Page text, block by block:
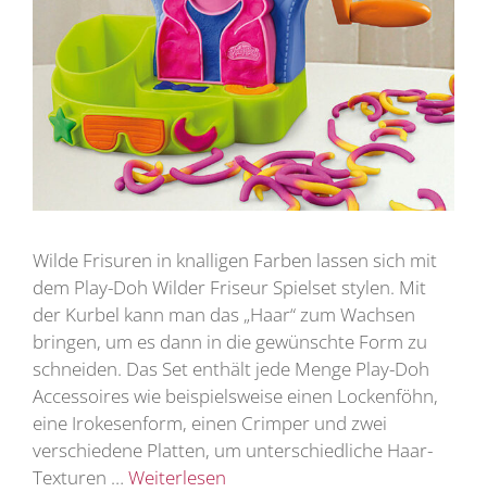
Wilde Frisuren in knalligen Farben lassen sich mit
dem Play-Doh Wilder Friseur Spielset stylen. Mit
der Kurbel kann man das „Haar“ zum Wachsen
bringen, um es dann in die gewünschte Form zu
schneiden. Das Set enthält jede Menge Play-Doh
Accessoires wie beispielsweise einen Lockenföhn,
eine Irokesenform, einen Crimper und zwei
verschiedene Platten, um unterschiedliche Haar-
Texturen … Weiterlesen